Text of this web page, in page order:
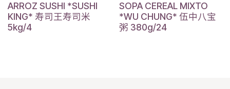
ARROZ SUSHI *SUSHI
KING* 寿司王寿司米
5kg/4
SOPA CEREAL MIXTO
*WU CHUNG* 伍中八宝
粥 380g/24